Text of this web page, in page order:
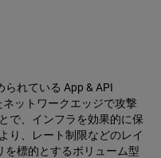
られている App & API
ットワークエッジで攻撃
で、インフラを効果的に保
り、レート制限などのレイ
を標的とするボリューム型